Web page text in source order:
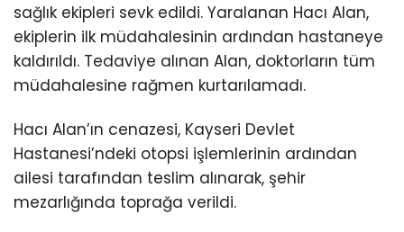
sağlık ekipleri sevk edildi. Yaralanan Hacı Alan,
ekiplerin ilk müdahalesinin ardından hastaneye
kaldırıldı. Tedaviye alınan Alan, doktorların tüm
müdahalesine rağmen kurtarılamadı.
Hacı Alan’ın cenazesi, Kayseri Devlet
Hastanesi’ndeki otopsi işlemlerinin ardından
ailesi tarafından teslim alınarak, şehir
mezarlığında toprağa verildi.